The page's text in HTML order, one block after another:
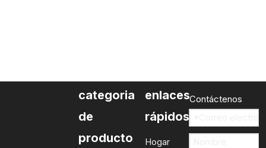
categoria
de
producto
enlaces
rápidos
Hogar
Contáctenos